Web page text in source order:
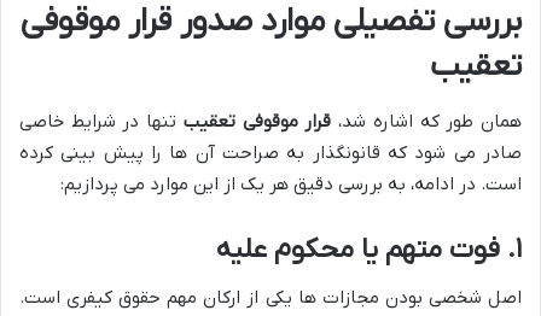
بررسی تفصیلی موارد صدور قرار موقوفی
تعقیب
همان طور که اشاره شد، قرار موقوفی تعقیب تنها در شرایط خاصی
صادر می شود که قانونگذار به صراحت آن ها را پیش بینی کرده
است. در ادامه، به بررسی دقیق هر یک از این موارد می پردازیم:
۱. فوت متهم یا محکوم علیه
اصل شخصی بودن مجازات ها یکی از ارکان مهم حقوق کیفری است.